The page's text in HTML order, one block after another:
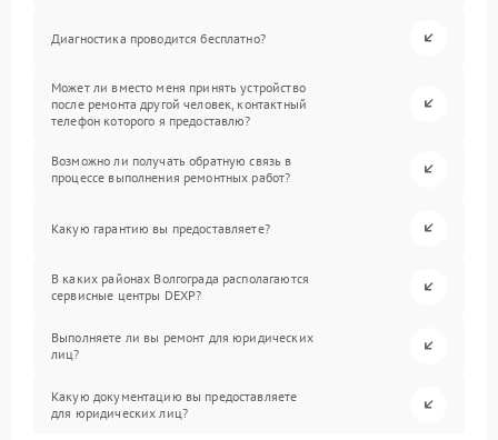
Диагностика проводится бесплатно?
Может ли вместо меня принять устройство
после ремонта другой человек, контактный
телефон которого я предоставлю?
Возможно ли получать обратную связь в
процессе выполнения ремонтных работ?
Какую гарантию вы предоставляете?
В каких районах Волгограда располагаются
сервисные центры DEXP?
Выполняете ли вы ремонт для юридических
лиц?
Какую документацию вы предоставляете
для юридических лиц?